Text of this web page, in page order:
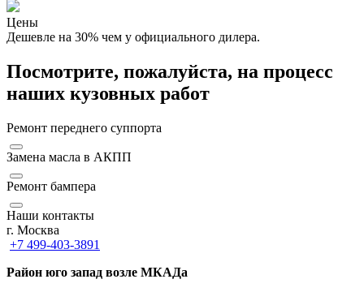
Цены
Дешевле на 30% чем у официального дилера.
Посмотрите, пожалуйста, на процесс
наших кузовных работ
Ремонт переднего суппорта
Замена масла в АКПП
Ремонт бампера
Наши контакты
г. Москва
+7 499-403-3891
Район юго запад возле МКАДа